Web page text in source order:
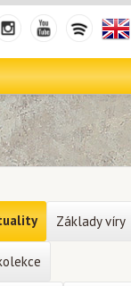
Základy víry